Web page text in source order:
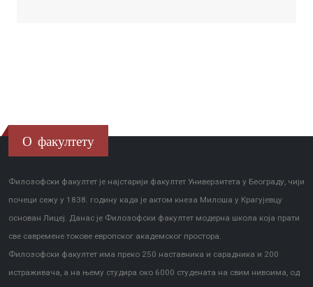
О факултету
Филозофски факултет је најстарији факултет Универзитета у Београду, чији
почеци сежу у 1838. годину када је актом кнеза Милоша у Крагујевцу
основан Лицеј. Данас је Филозофски факултет модерна школа која прати
све савремене токове европског академског простора.
Филозофски факултет има преко 250 наставника и сарадника и 200
истраживача, а на њему студира око 6000 студената на свим нивоима, од